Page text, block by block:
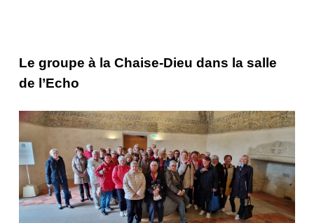
Le groupe à la Chaise-Dieu dans la salle
de l’Echo